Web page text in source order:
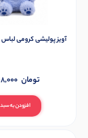
آویز پولیشی کرومی
افزودن به سبد
تومان